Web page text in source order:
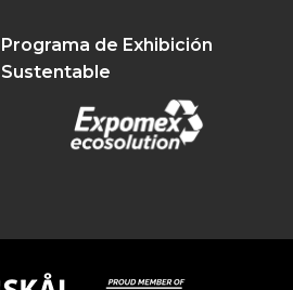
Programa de Exhibición
Sustentable